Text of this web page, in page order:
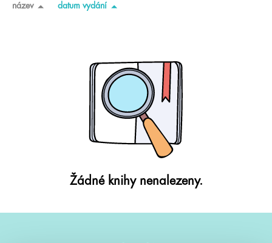
název datum vydání
Žádné knihy nenalezeny.